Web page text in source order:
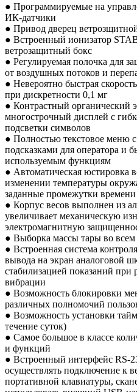
● Программируемые на
ИК-датчики
● Привод дверец
● Встроенный ионизатор
ветрозащитный бокс
● Регулируемая полочка для
от воздушных потоков и
● Невероятно быстрая
при дискретности 0,1 мг
● Контрастный органический
многострочный дисплей с
подсветки символов
● Полностью текстовое меню
подсказками для оператора и
используемым функциям
● Автоматическая юстировка
изменении температуры
заданные промежутки
● Корпус весов выполнен из
увеличивает механическую
электромагнитную
● Выборка массы тары во всем
● Встроенная система
вывода на экран аналоговой
стабилизацией показаний
вибрации
● Возможность блокировки
различных полномочий
● Возможность установки
течение суток)
● Самое большое в классе
и функций
● Встроенный интерфейс RS-
осуществлять подключение к
портативной клавиатуры,